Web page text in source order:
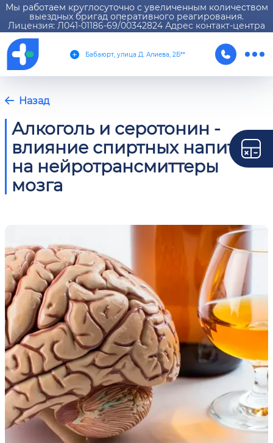
Мы работаем круглосуточно с увеличенным количеством
выездных бригад оперативного реагирования.
Лицензия: Л041-01186-69/00342824 Адрес контакт-центра
Бабаюрт, улица Д. Алиева, 2Б**
Назад
Алкоголь и серотонин -
влияние спиртных напитков
на нейротрансмиттеры
мозга